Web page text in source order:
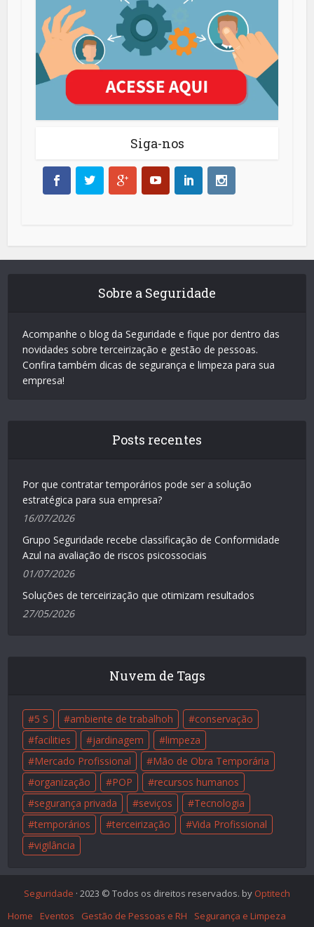
Siga-nos
Sobre a Seguridade
Acompanhe o blog da Seguridade e fique por dentro das
novidades sobre terceirização e gestão de pessoas.
Confira também dicas de segurança e limpeza para sua
empresa!
Posts recentes
Por que contratar temporários pode ser a solução
estratégica para sua empresa?
16/07/2026
Grupo Seguridade recebe classificação de Conformidade
Azul na avaliação de riscos psicossociais
01/07/2026
Soluções de terceirização que otimizam resultados
27/05/2026
Nuvem de Tags
5 S ambiente de trabalhoh
conservação
facilities
jardinagem
limpeza
Mercado Profissional
Mão de Obra Temporária
organização
POP
recursos humanos
segurança privada
seviços
Tecnologia
temporários
terceirização
Vida Profissional
vigilância
Seguridade · 2023 © Todos os direitos reservados. by Optitech
Home
Eventos Gestão de Pessoas e RH
Segurança e Limpeza